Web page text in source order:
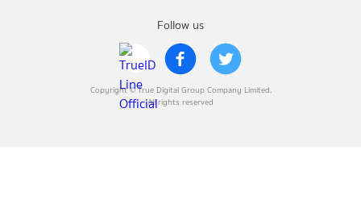
Follow us
Copyright © True Digital Group Company Limited.
All rights reserved